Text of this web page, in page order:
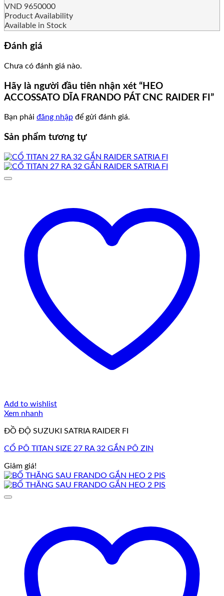
VND 9650000
Product Availability
Available in Stock
Đánh giá
Chưa có đánh giá nào.
Hãy là người đầu tiên nhận xét “HEO
ACCOSSATO DĨA FRANDO PÁT CNC RAIDER FI”
Bạn phải đăng nhập để gửi đánh giá.
Sản phẩm tương tự
Add to wishlist
Xem nhanh
ĐỒ ĐỘ SUZUKI SATRIA RAIDER FI
CỔ PÔ TITAN SIZE 27 RA 32 GẮN PÔ ZIN
Giảm giá!